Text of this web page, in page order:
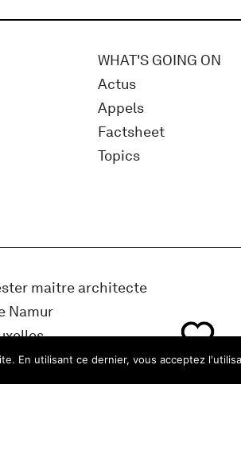
WHAT'S GOING ON
Actus
Appels
Factsheet
Topics
maitre architecte
Namur
En utilisant ce dernier, vous acceptez